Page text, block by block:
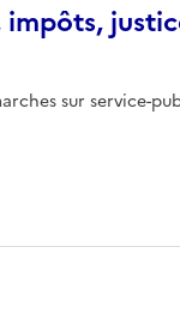
impôts,
sur service-